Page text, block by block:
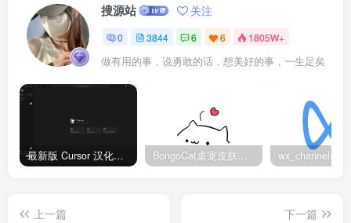
搜源站 关注
0 3844 6 6 1805W+
做有用的事，说勇敢的话，想美好的事，一生足矣
最新版 Cursor 汉化设置中文教程（两种简单方法，附中文语言包下载） BongoCat桌宠皮肤包大全：20款主题皮肤免费下载
上一篇
下一篇